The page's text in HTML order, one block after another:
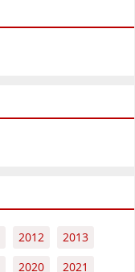
2012
2013
2020
2021